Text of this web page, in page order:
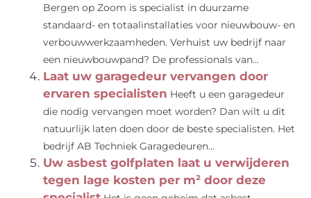
Bergen op Zoom is specialist in duurzame
standaard- en totaalinstallaties voor nieuwbouw- en
verbouwwerkzaamheden. Verhuist uw bedrijf naar
een nieuwbouwpand? De professionals van...
Laat uw garagedeur vervangen door
ervaren specialisten Heeft u een garagedeur
die nodig vervangen moet worden? Dan wilt u dit
natuurlijk laten doen door de beste specialisten. Het
bedrijf AB Techniek Garagedeuren...
Uw asbest golfplaten laat u verwijderen
tegen lage kosten per m² door deze